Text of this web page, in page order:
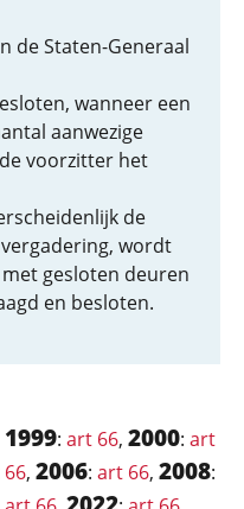
de Staten-Generaal
wanneer een
aanwezige
voorzitter het
de
wordt
gesloten deuren
en besloten.
1999: art 66, 2000: art
, 2006: art 66, 2008: